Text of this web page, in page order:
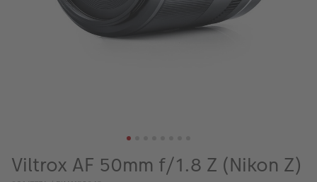
FOTOALBA
Viltrox AF 50mm f/1.8 Z (Nikon Z)